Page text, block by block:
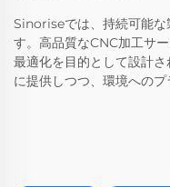
Sinoriseでは、持続可能な
す。高品質なCNC加工サ
最適化を目的として設計
に提供しつつ、環境へのプ